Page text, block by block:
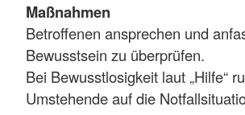
Maßnahmen
Betroffenen ansprechen und
Bewusstsein zu überprüfen.
Bei Bewusstlosigkeit laut „Hilfe“
Umstehende auf die